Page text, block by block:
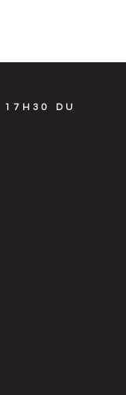
17H30 DU